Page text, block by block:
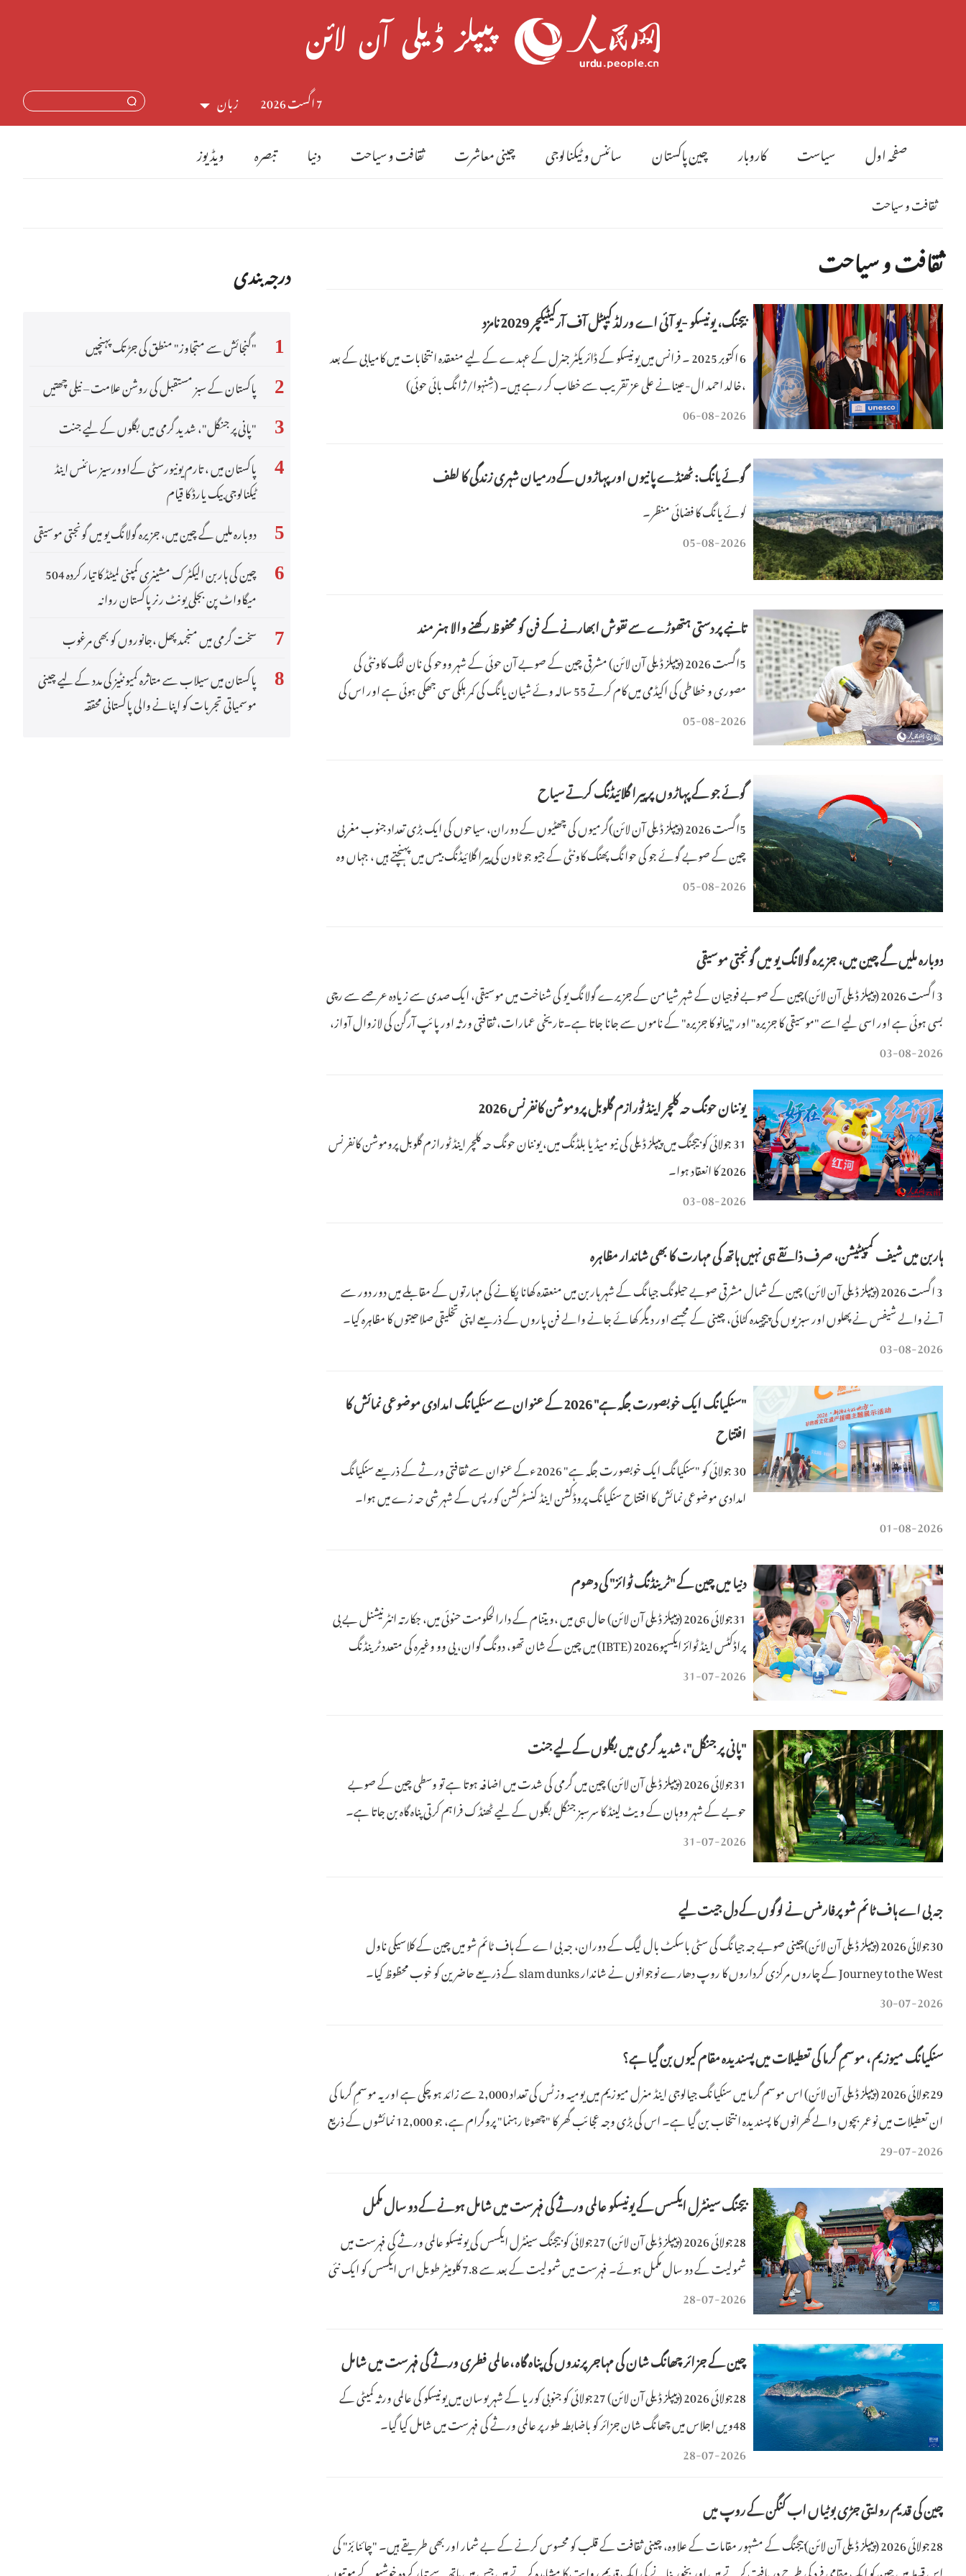
زبان
中文简体
عربي
한국어
Deutsch
Português
Kiswahili
Italiano
Қазақ тілі
ภาษาไทย
Bahasa Melayu
Ελληνικά
Tiếng Việt
7 اگست 2026
صفحہ اول سیاست کاروبار چین پاکستان سائنس و ٹیکنالوجی چینی معاشرت ثقافت و سیاحت دنیا تبصرہ ویڈیوز
ثقافت و سیاحت
ثقافت و سیاحت
بیجنگ، یونیسکو -یو آئی اے ورلڈ کیپٹل آف آرکیٹیکچر 2029 نامزد
6 اکتوبر 2025 ۔ فرانس میں یونیسکو کے ڈائریکٹر جنرل کے عہدے کے لیے منعقدہ انتخابات میں کامیابی کے بعد
،خالد احمد ال-عینانے علی عز تقریب سے خطاب کر رہے ہیں۔ (شِنہوا/ژانگ بائی حوئی)
06-08-2026
گوئے یانگ: ٹھنڈے پانیوں اور پہاڑوں کے درمیان شہری زندگی کا لطف
گوئے یانگ کا فضائی منظر۔
05-08-2026
تانبے پر دستی ہتھوڑے سے نقوش ابھارنے کے فن کو محفوظ رکھنے والا ہنر مند
5اگست 2026 (پیپلز ڈیلی آن لائن) مشرقی چین کے صوبے آن حوئی کے شہر ووحو کی نان لنگ کاونٹی کی
مصوری و خطاطی کی اکیڈمی میں کام کرتے 55 سالہ وئے شیان یانگ کی کمر ہلکی سی جھکی ہوئی ہے اور اس کی
آنکھیں شوق اور توجہ کی حرارت سے چمکتی ہیں۔
05-08-2026
گوئے جو کے پہاڑوں پر پیرا گلائیڈنگ کرتے سیاح
5اگست 2026 (پیپلز ڈیلی آن لائن)گرمیوں کی چھٹیوں کے دوران، سیاحوں کی ایک بڑی تعداد جنوب مغربی
چین کے صوبے گوئے جو کی حوانگ پھنگ کاونٹی کے جیو جو ٹاون کی پیرا گلائیڈنگ بیس میں پہنچتے ہیں ، جہاں وہ
پیشہ ور پائلٹس کے ساتھ پہاڑوں کے اوپر اڑان بھرتے ہیں اور ٹھنڈی پہاڑی ہوا کا لطف اٹھاتے ہیں۔
05-08-2026
دوبارہ ملیں گے چین میں، جزیرہ گولانگ یو میں گونجتی موسیقی
3 اگست 2026 (پیپلز ڈیلی آن لائن)چین کے صوبے فوجیان کے شہر شیامن کے جزیرے گولانگ یو کی شناخت میں موسیقی، ایک صدی سے زیادہ عرصے سے رچی
بسی ہوئی ہے اور اسی لیے اسے "موسیقی کا جزیرہ" اور "پیانو کا جزیرہ" کے ناموں سے جانا جاتا ہے۔تاریخی عمارات، ثقافتی ورثہ اور پائپ آرگن کی لازوال آواز،
فنون لطیفہ کے تباد
03-08-2026
یوننان حونگ حہ کلچر اینڈ ٹورازم گلوبل پروموشن کانفرنس 2026
31 جولائی کو بیجنگ میں پیپلز ڈیلی کی نیو میڈیا بلڈنگ میں، یوننان حونگ حہ کلچر اینڈ ٹورازم گلوبل پروموشن کانفرنس
2026 کا انعقاد ہوا۔
03-08-2026
ہاربن میں شیف کمپیٹیشن، صرف ذائقے ہی نہیں ہاتھ کی مہارت کا بھی شاندار مظاہرہ
3 اگست 2026 (پیپلز ڈیلی آن لائن) چین کے شمال مشرقی صوبے حیلونگ جیانگ کے شہر ہاربن میں منعقدہ کھانا پکانے کی مہارتوں کے مقابلے میں دور دور سے
آنے والے شیفس نے پھلوں اور سبزیوں کی پیچیدہ کٹائی، چینی کے مجسمے اور دیگر کھائے جانے والے فن پاروں کے ذریعے اپنی تخلیقی صلاحیتوں کا مظاہرہ کیا۔
03-08-2026
"سنکیانگ ایک خوبصورت جگہ ہے" 2026 کے عنوان سے سنکیانگ امدادی موضوعی نمائش کا
افتتاح
30 جولائی کو "سنکیانگ ایک خوبصورت جگہ ہے" 2026ءکے عنوان سے ثقافتی ورثے کے ذریعے سنکیانگ
امدادی موضوعی نمائش کا افتتاح سنکیانگ پروڈکشن اینڈ کنسٹرکشن کورپس کے شہر شی حہ زے میں ہوا۔
01-08-2026
دنیا میں چین کے "ٹرینڈنگ ٹوائز" کی دھوم
31جولائی 2026 (پیپلز ڈیلی آن لائن) حال ہی میں ،ویتنام کے دارالحکومت حنوئی میں، جکارتہ انٹرنیشنل بے بی
پراڈکٹس اینڈ ٹوائز ایکسپو2026 (IBTE) میں چین کے شان تھو، دونگ گوان، یی وو وغیرہ کی متعدد ٹرینڈنگ
ٹوائے برینڈز نے شرکت کی۔ ان برینڈز نے چین کے ٹرینڈنگ ٹوائز کی مینوفیکچرنگ سپلائی چین کی برتری اور
31-07-2026
"پانی پر جنگل"، شدید گرمی میں بگلوں کے لیے جنت
31جولائی 2026 (پیپلز ڈیلی آن لائن) چین میں گرمی کی شدت میں اضافہ ہوتا ہے تو وسطی چین کے صوبے
حوبے کے شہر ووہان کے ویٹ لینڈ کا سرسبز جنگل بگلوں کے لیے ٹھنڈک فراہم کرتی پناہ گاہ بن جاتا ہے۔
31-07-2026
جہ بی اے ہاف ٹائم شو پرفارمنس نے لوگوں کے دل جیت لیے
30جولائی 2026 (پیپلز ڈیلی آن لائن)چینی صوبے جہ جیانگ کی سٹی باسکٹ بال لیگ کے دوران، جہ بی اے کے ہاف ٹائم شو میں چین کے کلاسیکی ناول
Journey to the West کے چاروں مرکزی کرداروں کا روپ دھارے نوجوانوں نے شاندار slam dunks کے ذریعے حاضرین کو خوب محظوظ کیا۔
30-07-2026
سنکیانگ میوزیم ، موسمِ گرما کی تعطیلات میں پسندیدہ مقام کیوں بن گیا ہے؟
29جولائی 2026 (پیپلز ڈیلی آن لائن) اس موسم گرما میں سنکیانگ جیالوجی اینڈ منرل میوزیم میں یومیہ وزٹس کی تعداد 2,000 سے زائد ہو چکی ہے اور یہ موسمِ گرما کی
ان تعطیلات میں نوعمر بچوں والے گھرانوں کا پسندیدہ انتخاب بن گیا ہے۔ اس کی بڑی وجہ عجائب گھر کا "چھوٹا رہنما" پروگرام ہے، جو 12,000 نمائشوں کے ذریع
29-07-2026
بیجنگ سینٹرل ایکسس کے یونیسکو عالمی ورثے کی فہرست میں شامل ہونے کے دو سال مکمل
28جولائی 2026 (پیپلز ڈیلی آن لائن) 27جولائی کو بیجنگ سینٹرل ایکسس کی یونیسکو عالمی ورثے کی فہرست میں
شمولیت کے دو سال مکمل ہوئے۔ فہرست میں شمولیت کے بعد سے 7.8 کلومیٹر طویل اس ایکسس کو ایک نئی
زندگی ملی ہے اور مزید سیاح، بیجنگ کے اس تاریخی ورثے کی جانب متوجہ ہوئے ہیں جہاں قدیم فن تعمیر اور
28-07-2026
چین کے جزائر چھانگ شان کی مہاجر پرندوں کی پناہ گاہ ،عالمی فطری ورثے کی فہرست میں شامل
28جولائی 2026 (پیپلز ڈیلی آن لائن) 27جولائی کو جنوبی کوریا کے شہر بوسان میں یونیسکو کی عالمی ورثہ کمیٹی کے
48ویں اجلاس میں چھانگ شان جزائر کو باضابطہ طور پر عالمی ورثے کی فہرست میں شامل کیا گیا۔
28-07-2026
چین کی قدیم روایتی جڑی بوٹیاں اب کنگن کے روپ میں
28جولائی 2026 (پیپلز ڈیلی آن لائن)بیجنگ کے مشہور مقامات کے علاوہ، چینی ثقافت کے قلب کو محسوس کرنے کے بے شمار اور بھی طریقے ہیں۔ "چائنا بَز" کی
درجہ بندی
1 "گنجائش سے متجاوز" منطق کی جڑ تک پہنچیں
2 پاکستان کے سبز مستقبل کی روشن علامت – نیلی چھتیں
3 "پانی پر جنگل"، شدید گرمی میں بگلوں کے لیے جنت
4
پاکستان میں ، تارم یونیورسٹی کےاوورسیز سائنس اینڈ
ٹیکنالوجی بیک یارڈ کا قیام
5 دوبارہ ملیں گے چین میں، جزیرہ گولانگ یو میں گونجتی موسیقی
6
چین کی ہاربن الیکٹرک مشینری کمپنی لمیٹڈ کا تیار کردہ 504
میگاواٹ پن بجلی یونٹ رنر پاکستان روانہ
7 سخت گرمی میں منجمد پھل ،جانوروں کو بھی مرغوب
8
پاکستان میں سیلاب سے متاثرہ کمیونٹیز کی مدد کے لیے چینی
موسمیاتی تجربات کو اپنانے والی پاکستانی محققہ